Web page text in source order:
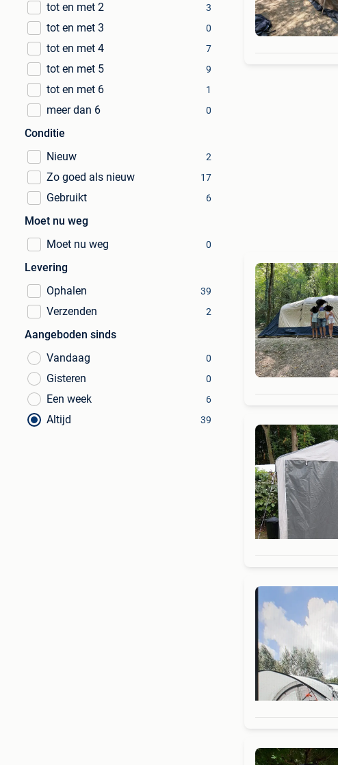
tot en met 2
3
tot en met 3 0
tot en met 4 7
tot en met 5 9
tot en met 6 1
meer dan 6 0
Conditie
Nieuw
2
Zo goed als nieuw 17
Gebruikt 6
Moet nu weg
Moet nu weg
0
Levering
Ophalen
39
Verzenden 2
Aangeboden sinds
Vandaag
0
Gisteren 0
Een week 6
Altijd 39